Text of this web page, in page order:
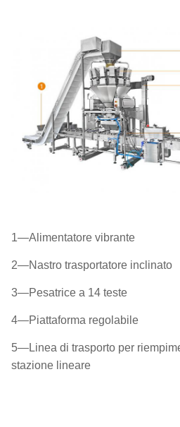
1—Alimentatore vibrante
2—Nastro trasportatore inclinato
3—Pesatrice a 14 teste
4—Piattaforma regolabile
5—Linea di trasporto per
stazione lineare